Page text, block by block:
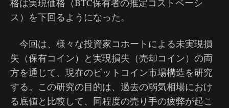
格は実現価格（BTC保有者の推定コストベーシ
ス）を下回るようになった。
今回は、様々な投資家コホートによる未実現損
失（保有コイン）と実現損失（売却コイン）の両
方を通じて、現在のビットコイン市場構造を研究
する。この研究の目的は、過去の弱気相場におけ
る底値と比較して、同程度の売り手の疲弊が起こ